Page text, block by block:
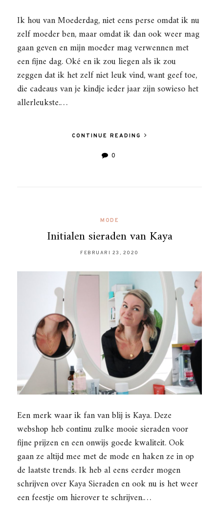
Ik hou van Moederdag, niet eens perse omdat ik nu
zelf moeder ben, maar omdat ik dan ook weer mag
gaan geven en mijn moeder mag verwennen met
een fijne dag. Oké en ik zou liegen als ik zou
zeggen dat ik het zelf niet leuk vind, want geef toe,
die cadeaus van je kindje ieder jaar zijn sowieso het
allerleukste.…
CONTINUE READING
0
MODE
Initialen sieraden van Kaya
FEBRUARI 23, 2020
Een merk waar ik fan van blij is Kaya. Deze
webshop heb continu zulke mooie sieraden voor
fijne prijzen en een onwijs goede kwaliteit. Ook
gaan ze altijd mee met de mode en haken ze in op
de laatste trends. Ik heb al eens eerder mogen
schrijven over Kaya Sieraden en ook nu is het weer
een feestje om hierover te schrijven.…